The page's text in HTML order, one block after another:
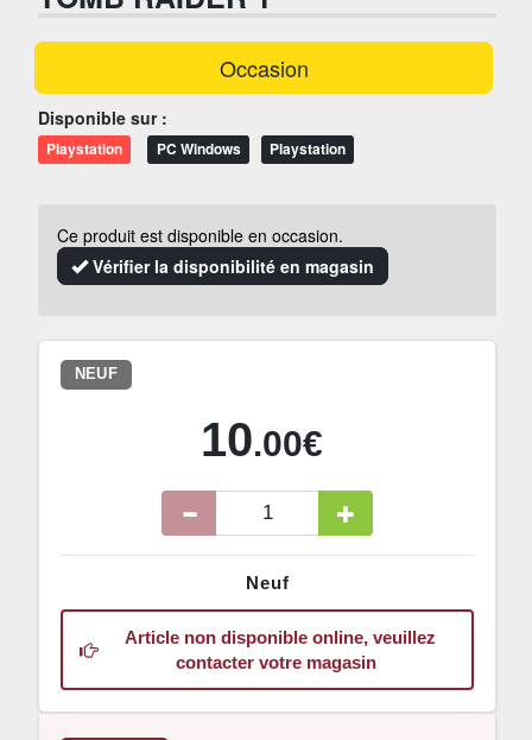
Occasion
Disponible sur :
Playstation PC Windows Playstation
Ce produit est disponible en occasion.
Vérifier la disponibilité en magasin
NEUF
10.00€
Neuf
Article non disponible online, veuillez
contacter votre magasin